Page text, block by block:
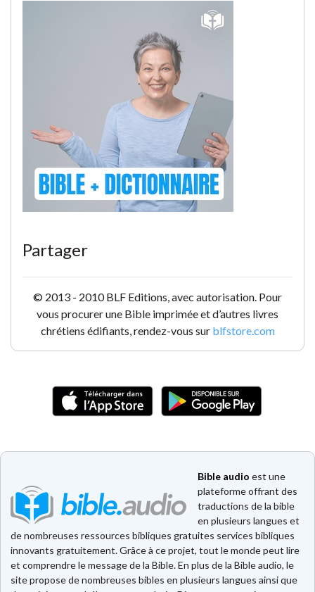
Partager
© 2013 - 2010 BLF Editions, avec autorisation. Pour
vous procurer une Bible imprimée et d’autres livres
chrétiens édifiants, rendez-vous sur blfstore.com
Bible audio est une
plateforme offrant des
traductions de la bible
en plusieurs langues et
de nombreuses ressources bibliques gratuites services bibliques
innovants gratuitement. Grâce à ce projet, tout le monde peut lire
et comprendre le message de la Bible. En plus de la Bible audio, le
site propose de nombreuses bibles en plusieurs langues ainsi que